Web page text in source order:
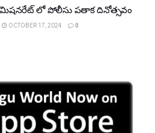
లో పోలీసు పతాక దినోత్సవం
OCTOBER 17, 2024 0